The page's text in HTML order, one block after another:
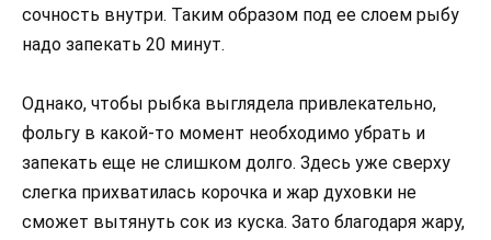
сочность внутри. Таким образом под ее слоем рыбу
надо запекать 20 минут.
Однако, чтобы рыбка выглядела привлекательно,
фольгу в какой-то момент необходимо убрать и
запекать еще не слишком долго. Здесь уже сверху
слегка прихватилась корочка и жар духовки не
сможет вытянуть сок из куска. Зато благодаря жару,